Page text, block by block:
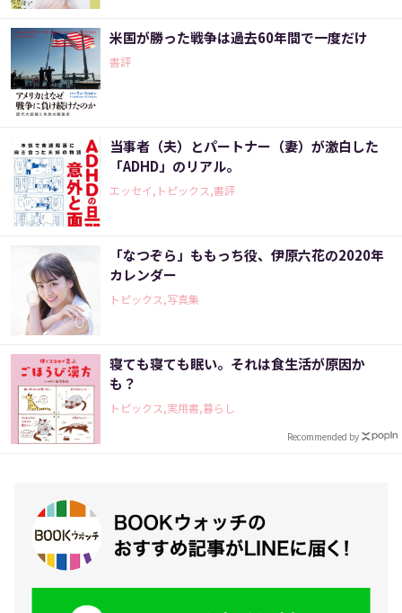
米国が勝った戦争は過去60年間で一度だけ
書評
当事者（夫）とパートナー（妻）が激白した
「ADHD」のリアル。
エッセイ,トピックス,書評
「なつぞら」ももっち役、伊原六花の2020年
カレンダー
トピックス,写真集
寝ても寝ても眠い。それは食生活が原因か
も？
トピックス,実用書,暮らし
Recommended by